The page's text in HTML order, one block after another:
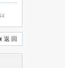
返 回